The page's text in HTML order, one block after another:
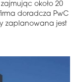
około 20
doradcza PwC
zaplanowana jest